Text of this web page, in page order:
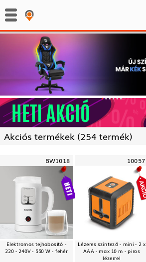
Akciós termékek (254 termék)
BW1018
Elektromos tejhabosító -
220 - 240V - 550 W - fehér
10057
Lézeres szintező - mini - 2 x
AAA - max 10 m - piros
lézerrel